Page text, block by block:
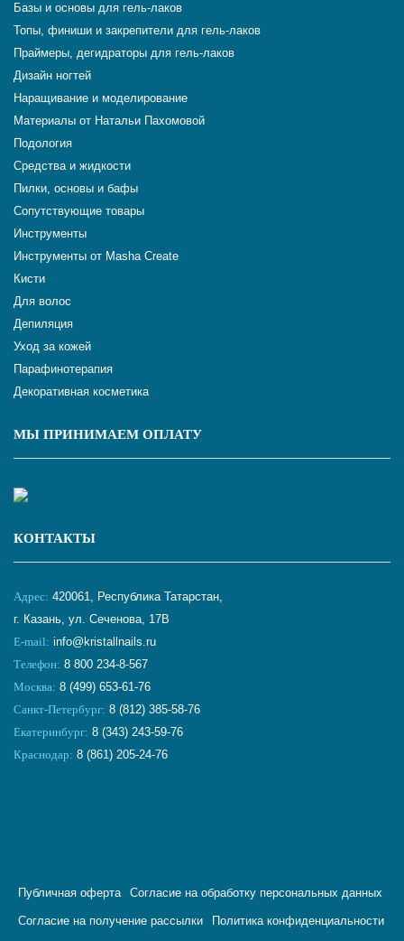
Базы и основы для гель-лаков
Топы, финиши и закрепители для гель-лаков
Праймеры, дегидраторы для гель-лаков
Дизайн ногтей
Наращивание и моделирование
Материалы от Натальи Пахомовой
Подология
Средства и жидкости
Пилки, основы и бафы
Сопутствующие товары
Инструменты
Инструменты от Masha Create
Кисти
Для волос
Депиляция
Уход за кожей
Парафинотерапия
Декоративная косметика
МЫ ПРИНИМАЕМ ОПЛАТУ
КОНТАКТЫ
Адрес: 420061, Республика Татарстан,
г. Казань, ул. Сеченова, 17В
E-mail: info@kristallnails.ru
Телефон: 8 800 234-8-567
Москва: 8 (499) 653-61-76
Санкт-Петербург: 8 (812) 385-58-76
Екатеринбург: 8 (343) 243-59-76
Краснодар: 8 (861) 205-24-76
Публичная оферта Согласие на обработку персональных данных
Согласие на получение рассылки Политика конфиденциальности